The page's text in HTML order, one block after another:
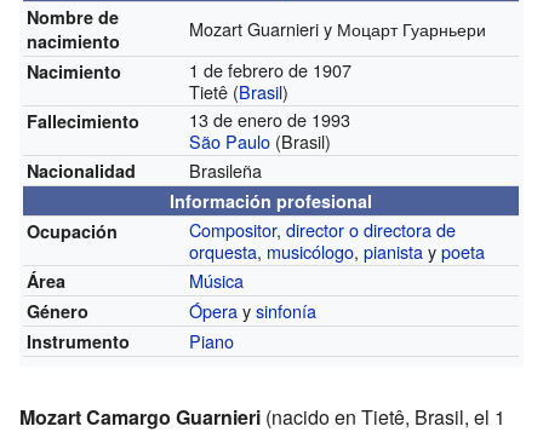
Nombre de
nacimiento
Mozart Guarnieri y Моцарт Гуарньери
Nacimiento
1 de febrero de 1907
Tietê (Brasil)
Fallecimiento
13 de enero de 1993
São Paulo (Brasil)
Nacionalidad Brasileña
Información profesional
Ocupación
Compositor,director o directora de
orquesta, musicólogo,pianistaypoeta
Área Música
Género Óperaysinfonía
Instrumento Piano
Mozart Camargo Guarnieri (nacido en Tietê, Brasil, el 1